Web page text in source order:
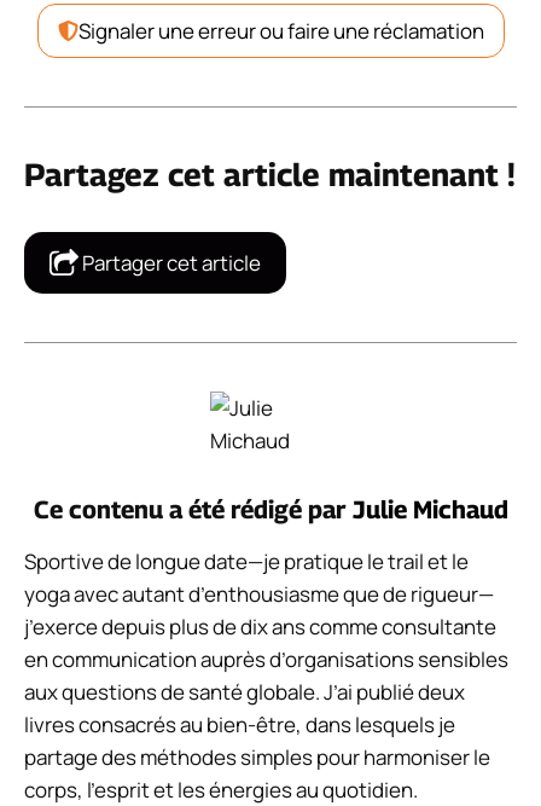
Signaler une erreur ou faire une réclamation
Partagez cet article maintenant !
Partager cet article
Ce contenu a été rédigé par Julie Michaud
Sportive de longue date—je pratique le trail et le
yoga avec autant d’enthousiasme que de rigueur—
j’exerce depuis plus de dix ans comme consultante
en communication auprès d’organisations sensibles
aux questions de santé globale. J’ai publié deux
livres consacrés au bien-être, dans lesquels je
partage des méthodes simples pour harmoniser le
corps, l’esprit et les énergies au quotidien.